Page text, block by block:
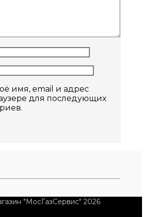
имя, email и адрес
для последующих
"МосГазСервис" 2026